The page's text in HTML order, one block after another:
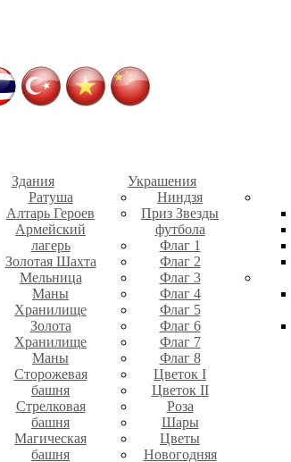
Здания
Ратуша
Алтарь Героев
Армейский
лагерь
Золотая Шахта
Мельница
Маны
Хранилище
Золота
Хранилище
Маны
Сторожевая
башня
Стрелковая
башня
Магическая
башня
Украшения
Ниндзя
Приз Звезды
футбола
Флаг 1
Флаг 2
Флаг 3
Флаг 4
Флаг 5
Флаг 6
Флаг 7
Флаг 8
Цветок I
Цветок II
Роза
Шары
Цветы
Новогодняя